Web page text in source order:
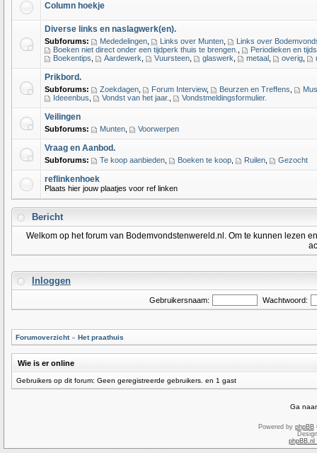
Column hoekje
Diverse links en naslagwerk(en).
Subforums: Mededelingen Links over Munten
Links over
Boeken niet direct onder een tijdperk thuis te brengen.
Periodieken en
Boekentips
Aardewerk Vuursteen glaswerk metaal overig
Prikbord.
Subforums: Zoekdagen Forum Interview, Beurzen en Treffens
Ideeenbus
Vondst van het jaar. Vondstmeldingsformulier.
Veilingen
Subforums: Munten Voorwerpen
Vraag en Aanbod.
Subforums: Te koop aanbieden Boeken te koop Ruilen Gezocht
reflinkenhoek
Plaats hier jouw plaatjes voor ref linken
Bericht
Welkom op het forum van Bodemvondstenwereld.nl. Om te kunnen lezen
Inloggen
Gebruikersnaam: Wachtwoord:
Forumoverzicht» Het praathuis
Wie is er online
Gebruikers op dit forum: Geen geregistreerde gebruikers. en 1 gast
Ga
Powered by phpBB
phpBB.nl